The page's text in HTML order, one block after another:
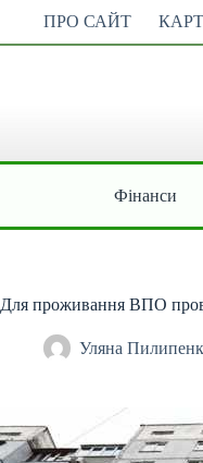
вмісту
ПРО САЙТ
Фінанси
Для проживання ВПО
Уляна